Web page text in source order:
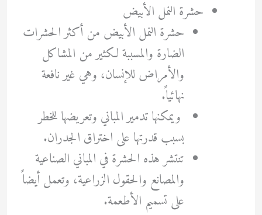
حشرة النمل الأبيض
حشرة النمل الأبيض من أكثر الحشرات
الضارة والمسببة لكثير من المشاكل
والأمراض للإنسان، وهي غير نافعة
نهائياً.
ويمكنها تدمير المباني وتعريضها للخطر
بسبب قدرتها على اختراق الجدران.
تنتشر هذه الحشرة في المباني الصناعية
والمصانع والحقول الزراعية، وتعمل أيضاً
على تسميم الأطعمة.